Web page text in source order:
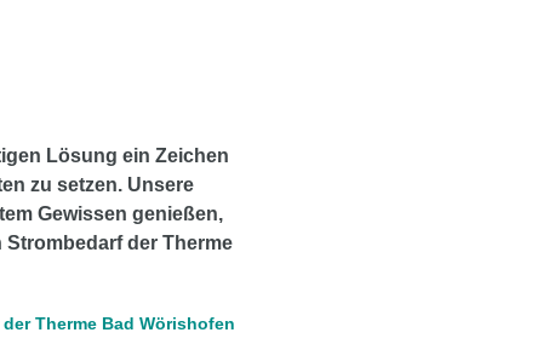
Lösung ein Zeichen
zu setzen. Unsere
Gewissen genießen,
der Therme
Therme Bad Wörishofen